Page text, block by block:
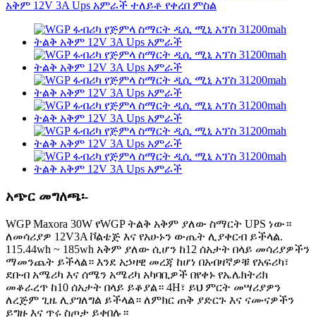
አጭር መግለጫ፡-
WGP Maxora 30W የWGP ትልቅ አቅም ያለው ስማርት UPS ነው።
ለመሳሪያዎ 12V3A ቮልቴጅ እና የአሁኑን ውጤት ሊያቀርብ ይችላል.
115.44wh ~ 185wh አቅም ያለው ሲሆን ከ12 ሰአታት በላይ መሳሪያዎችን
ማመንጨት ይችላል። እንደ አኃዛዊ መረጃ ከሆነ በአብዛኛዎቹ የአፍሪካ፣
ደቡብ አሜሪካ እና ሰሜን አሜሪካ አካባቢዎች በየቀኑ የኤሌክትሪክ
መቆራረጥ ከ10 ሰአታት በላይ ይቆያል። 4H፣ ይህ ምርት መሣሪያዎን
ለረጅም ጊዜ ሊያገለግል ይችላል። ለምክር ጠቅ ያድርጉ እና ናሙናዎችን
ይግዙ እና ጥሩ ስጦታ ይቀበሉ።